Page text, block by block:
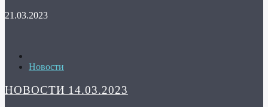
21.03.2023
Новости
НОВОСТИ 14.03.2023